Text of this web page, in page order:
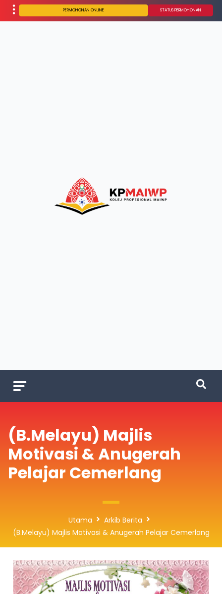
PERMOHONAN ONLINE STATUS PERMOHONAN
(B.Melayu) Majlis
Motivasi & Anugerah
Pelajar Cemerlang
Utama
Arkib Berita
(B.Melayu) Majlis Motivasi & Anugerah Pelajar Cemerlang